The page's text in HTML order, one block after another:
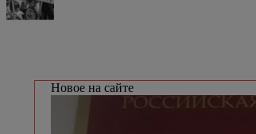
Новое на сайте